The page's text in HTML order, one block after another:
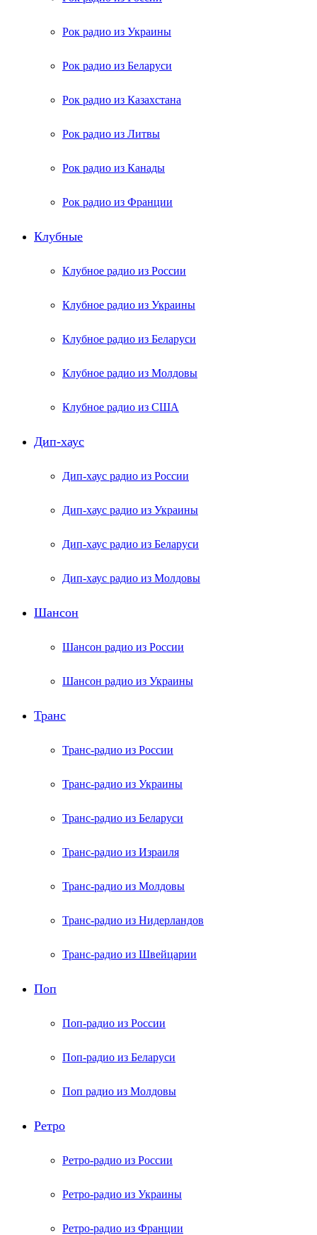
Рок радио из Украины
Рок радио из Беларуси
Рок радио из Казахстана
Рок радио из Литвы
Рок радио из Канады
Рок радио из Франции
Клубные
Клубное радио из России
Клубное радио из Украины
Клубное радио из Беларуси
Клубное радио из Молдовы
Клубное радио из США
Дип-хаус
Дип-хаус радио из России
Дип-хаус радио из Украины
Дип-хаус радио из Беларуси
Дип-хаус радио из Молдовы
Шансон
Шансон радио из России
Шансон радио из Украины
Транс
Транс-радио из России
Транс-радио из Украины
Транс-радио из Беларуси
Транс-радио из Израиля
Транс-радио из Молдовы
Транс-радио из Нидерландов
Транс-радио из Швейцарии
Поп
Поп-радио из России
Поп-радио из Беларуси
Поп радио из Молдовы
Ретро
Ретро-радио из России
Ретро-радио из Украины
Ретро-радио из Франции